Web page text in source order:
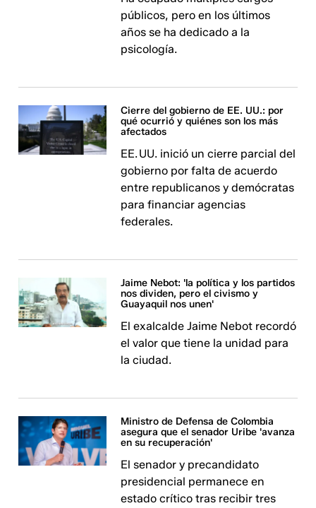
públicos, pero en los últimos
años se ha dedicado a la
psicología.
Cierre del gobierno de EE. UU.: por
qué ocurrió y quiénes son los más
afectados
EE. UU. inició un cierre parcial del
gobierno por falta de acuerdo
entre republicanos y demócratas
para financiar agencias
federales.
Jaime Nebot: 'la política y los partidos
nos dividen, pero el civismo y
Guayaquil nos unen'
El exalcalde Jaime Nebot recordó
el valor que tiene la unidad para
la ciudad.
Ministro de Defensa de Colombia
asegura que el senador Uribe 'avanza
en su recuperación'
El senador y precandidato
presidencial permanece en
estado crítico tras recibir tres